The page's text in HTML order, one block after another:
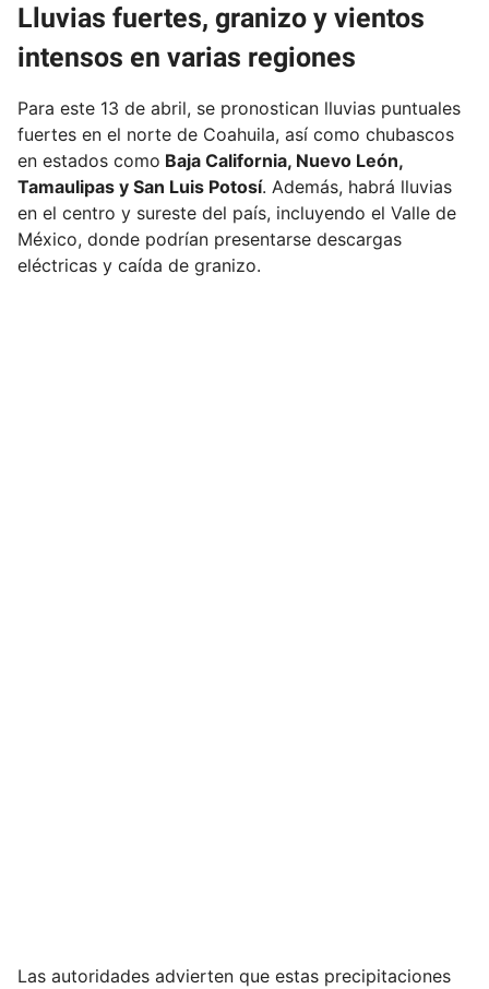
Lluvias fuertes, granizo y vientos
intensos en varias regiones
Para este 13 de abril, se pronostican lluvias puntuales
fuertes en el norte de Coahuila, así como chubascos
en estados como Baja California, Nuevo León,
Tamaulipas y San Luis Potosí. Además, habrá lluvias
en el centro y sureste del país, incluyendo el Valle de
México, donde podrían presentarse descargas
eléctricas y caída de granizo.
Las autoridades advierten que estas precipitaciones